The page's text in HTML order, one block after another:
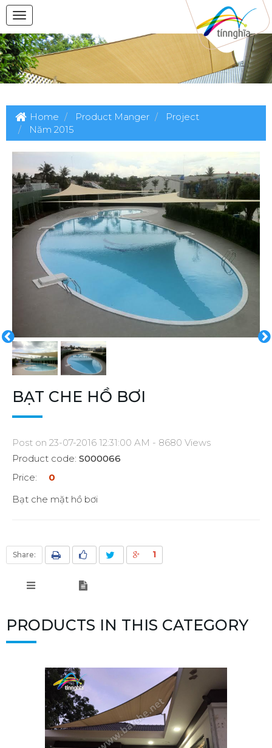
Home Product Manger
Project
Năm 2015
BẠT CHE HỒ BƠI
Post on 23-07-2016 12:31:00 AM - 8680 Views
Product code: S000066
Price:
0
Bạt che mặt hồ bơi
Share: 1
PRODUCTS IN THIS CATEGORY